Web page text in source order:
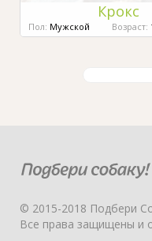
Крокс
Пол: Мужской Возраст:
© 2015-2018 Подбери
Все права защищены и